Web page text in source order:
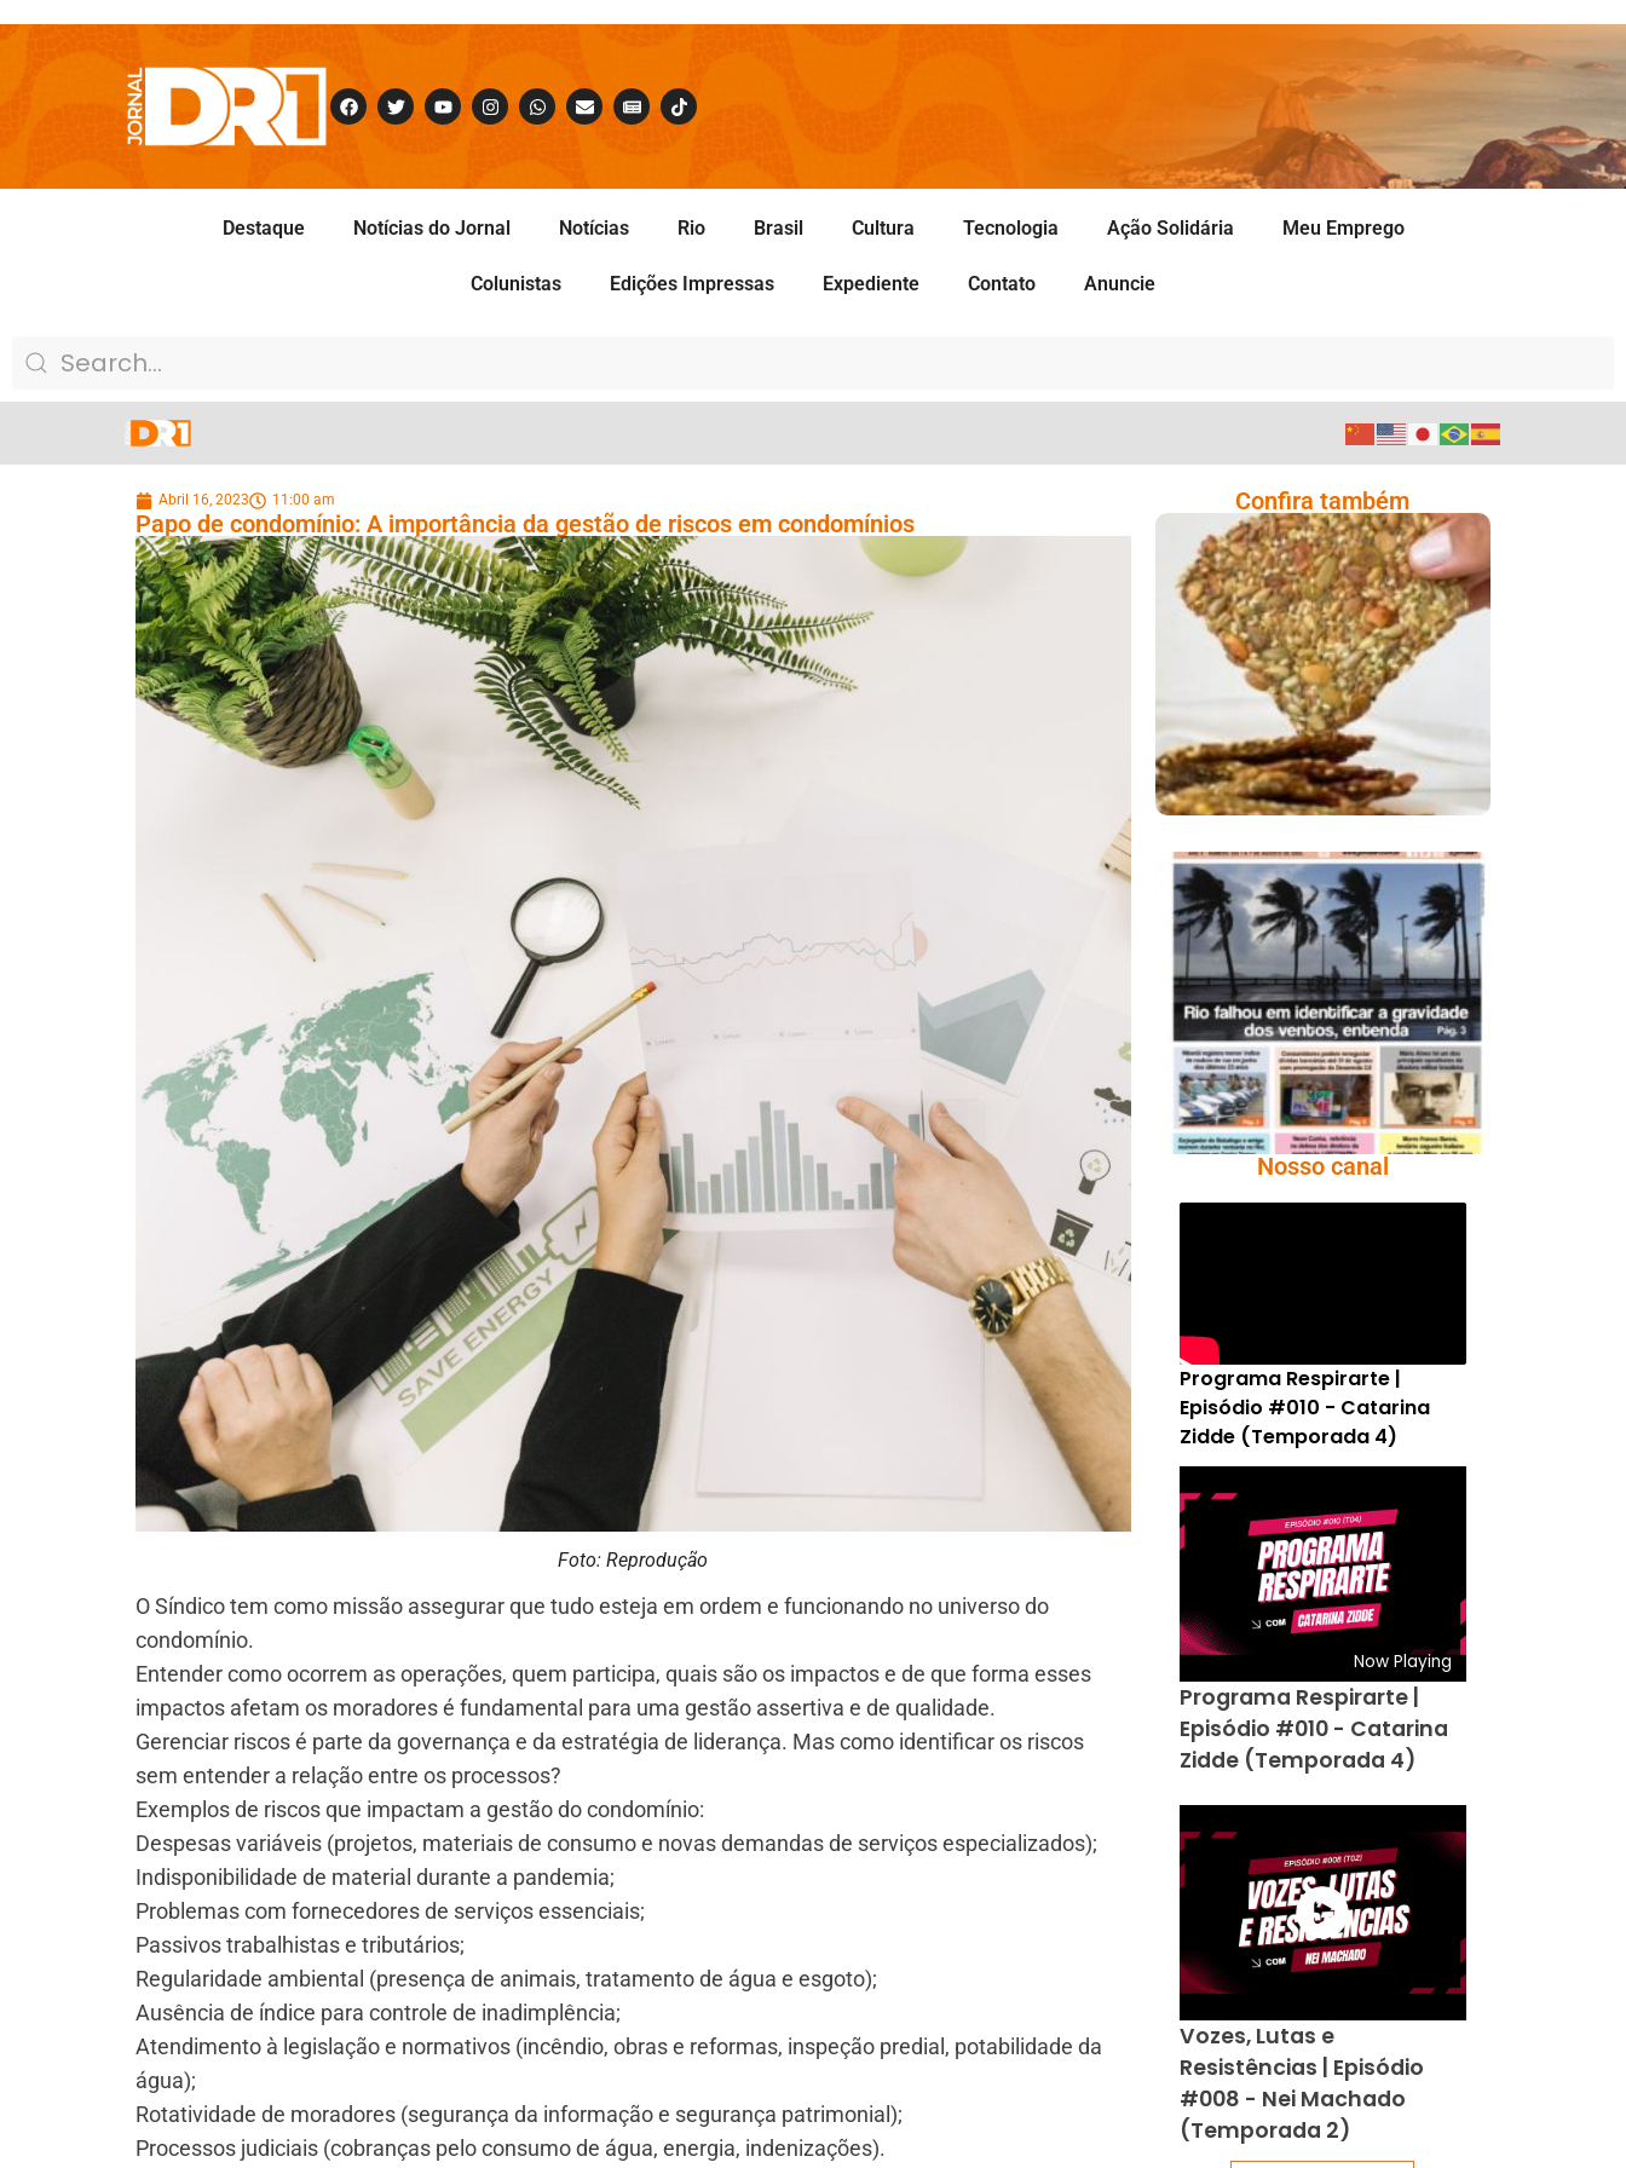
Destaque Notícias do Jornal Notícias Rio Brasil Cultura Tecnologia Ação Solidária Meu Emprego
Colunistas Edições Impressas Expediente Contato Anuncie
Abril 16, 2023 11:00 am
Papo de condomínio: A importância da gestão de riscos em condomínios
Foto: Reprodução
O Síndico tem como missão assegurar que tudo esteja em ordem e funcionando no universo do
condomínio.
Entender como ocorrem as operações, quem participa, quais são os impactos e de que forma esses
impactos afetam os moradores é fundamental para uma gestão assertiva e de qualidade.
Gerenciar riscos é parte da governança e da estratégia de liderança. Mas como identificar os riscos
sem entender a relação entre os processos?
Exemplos de riscos que impactam a gestão do condomínio:
Despesas variáveis (projetos, materiais de consumo e novas demandas de serviços especializados);
Indisponibilidade de material durante a pandemia;
Problemas com fornecedores de serviços essenciais;
Passivos trabalhistas e tributários;
Regularidade ambiental (presença de animais, tratamento de água e esgoto);
Ausência de índice para controle de inadimplência;
Atendimento à legislação e normativos (incêndio, obras e reformas, inspeção predial, potabilidade da
água);
Rotatividade de moradores (segurança da informação e segurança patrimonial);
Processos judiciais (cobranças pelo consumo de água, energia, indenizações).
Confira também
Comer Bem: Cracker
De Sementes
Ano X – Número 366
01 A 07 De Agosto De
2026
Nosso canal
Programa Respirarte |
Episódio #010 - Catarina
Zidde (Temporada 4)
Now Playing
Programa Respirarte |
Episódio #010 - Catarina
Zidde (Temporada 4)
Vozes, Lutas e
Resistências | Episódio
#008 - Nei Machado
(Temporada 2)